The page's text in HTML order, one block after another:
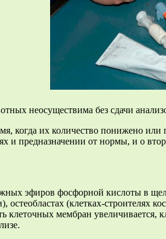
неосуществима без сдачи
когда их количество понижено
и предназначении от нормы, и о
эфиров фосфорной кислоты в
остеобластах (клетках-строителях
клеточных мембран